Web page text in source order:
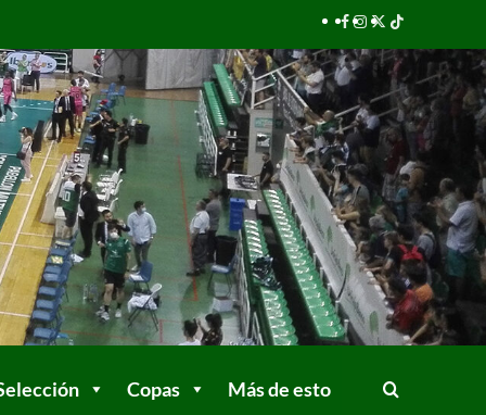
Copas Más de esto